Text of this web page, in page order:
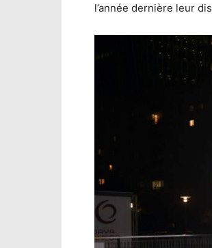
l’année dernière leur